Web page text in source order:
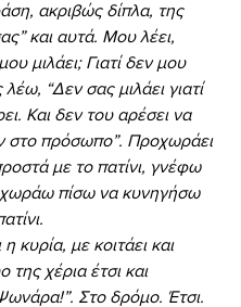
ακριβώς δίπλα, της
και αυτά. Μου λέει,
μιλάει; Γιατί δεν μου
λέω, “Δεν σας μιλάει γιατί
Και δεν του αρέσει να
στο πρόσωπο”. Προχωράει
με το πατίνι, γνέφω
πίσω να κυνηγήσω
η κυρία, με κοιτάει και
της χέρια έτσι και
Στο δρόμο. Έτσι.